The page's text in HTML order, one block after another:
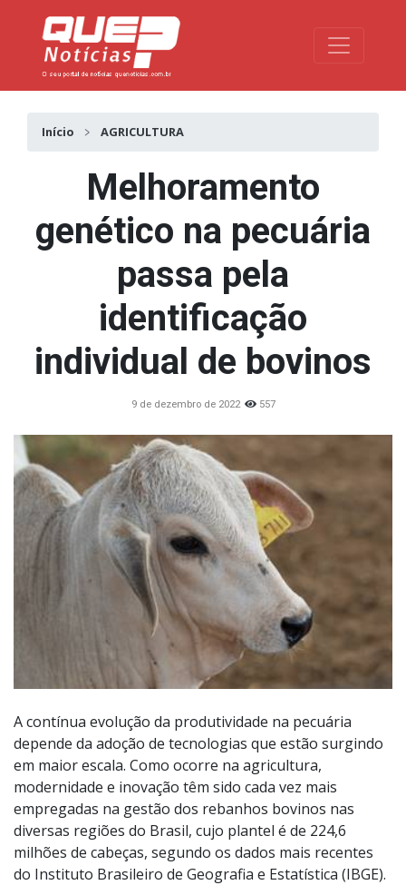
Toggle
Início AGRICULTURA
Melhoramento
genético na pecuária
passa pela
identificação
individual de bovinos
9 de dezembro de 2022 557
A contínua evolução da produtividade na pecuária
depende da adoção de tecnologias que estão surgindo
em maior escala. Como ocorre na agricultura,
modernidade e inovação têm sido cada vez mais
empregadas na gestão dos rebanhos bovinos nas
diversas regiões do Brasil, cujo plantel é de 224,6
milhões de cabeças, segundo os dados mais recentes
do Instituto Brasileiro de Geografia e Estatística (IBGE).